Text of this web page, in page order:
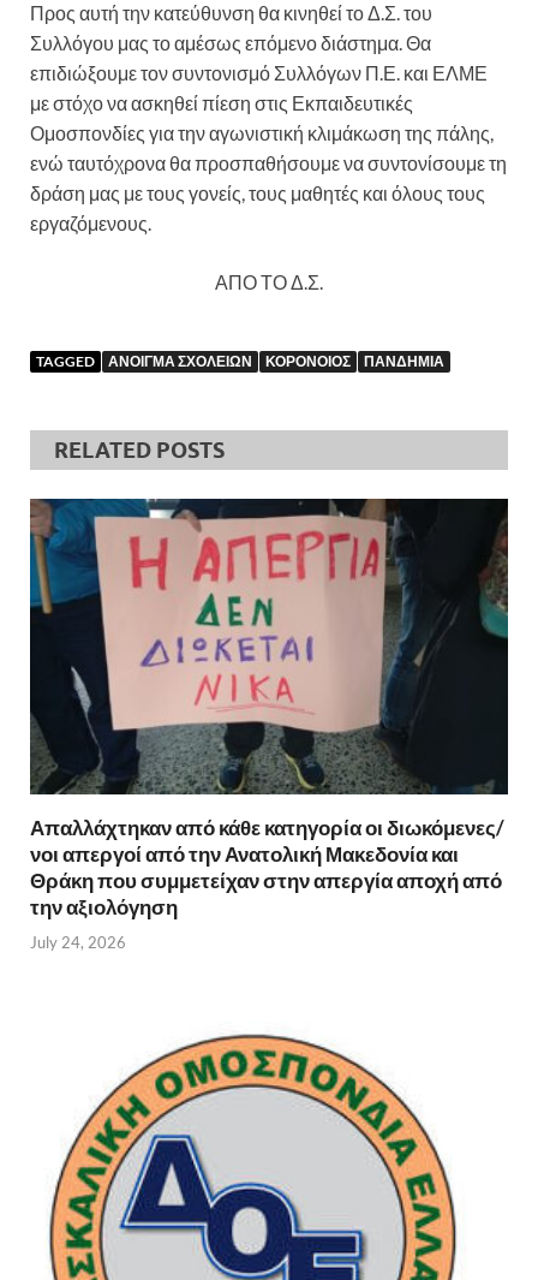
Προς αυτή την κατεύθυνση θα κινηθεί το Δ.Σ. του
Συλλόγου μας το αμέσως επόμενο διάστημα. Θα
επιδιώξουμε τον συντονισμό Συλλόγων Π.Ε. και ΕΛΜΕ
με στόχο να ασκηθεί πίεση στις Εκπαιδευτικές
Ομοσπονδίες για την αγωνιστική κλιμάκωση της πάλης,
ενώ ταυτόχρονα θα προσπαθήσουμε να συντονίσουμε τη
δράση μας με τους γονείς, τους μαθητές και όλους τους
εργαζόμενους.
ΑΠΟ ΤΟ Δ.Σ.
TAGGED ΑΝΟΙΓΜΑ ΣΧΟΛΕΙΩΝ ΚΟΡΟΝΟΙΟΣ ΠΑΝΔΗΜΙΑ
RELATED POSTS
Απαλλάχτηκαν από κάθε κατηγορία οι διωκόμενες/
νοι απεργοί από την Ανατολική Μακεδονία και
Θράκη που συμμετείχαν στην απεργία αποχή από
την αξιολόγηση
July 24, 2026